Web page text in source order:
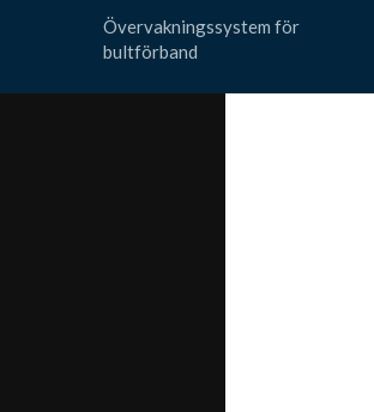
Övervakningssystem för
bultförband